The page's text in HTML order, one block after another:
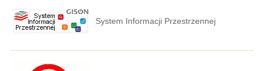
System Informacji Przestrzennej